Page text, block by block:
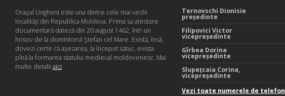
Oraşul Ungheni este una dintre cele mai vechi
localităţi din Republica Moldova. Prima sa atestare
documentară dateză din 20 august 1462, într-un
hrisov de la domnitorul Ştefan cel Mare. Există, însă,
dovezi certe că aşezarea, la început sătuc, exista
pînă la formarea statului medieval moldovenesc. Mai
multe detalii aici.
Ternovschi Dionisie
președinte
Filipovici Victor
vicepreședinte
Gîrbea Dorina
vicepreședinte
Slupețcaia Corina,
vicepreședinte
Vezi toate numerele de telefon